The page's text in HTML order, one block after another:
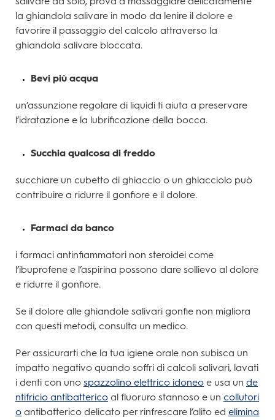
la ghiandola salivare in modo da lenire il dolore e
favorire il passaggio del calcolo attraverso la
ghiandola salivare bloccata.
Bevi più acqua
un’assunzione regolare di liquidi ti aiuta a preservare
l’idratazione e la lubrificazione della bocca.
Succhia qualcosa di freddo
succhiare un cubetto di ghiaccio o un ghiacciolo può
contribuire a ridurre il gonfiore e il dolore.
Farmaci da banco
i farmaci antinfiammatori non steroidei come
l’ibuprofene e l’aspirina possono dare sollievo al dolore
e ridurre il gonfiore.
Se il dolore alle ghiandole salivari gonfie non migliora
con questi metodi, consulta un medico.
Per assicurarti che la tua igiene orale non subisca un
impatto negativo quando soffri di calcoli salivari, lavati
i denti con uno spazzolino elettrico idoneo e usa un de
ntifricio antibatterico al fluoruro stannoso e un collutori
o antibatterico delicato per rinfrescare l’alito ed elimina